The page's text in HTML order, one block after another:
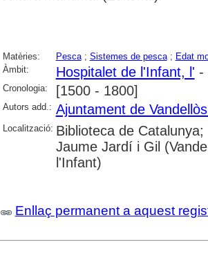
Matèries: Pesca; Sistemes de pesca; Edat
Àmbit:
Hospitalet de l'Infant, l' -
Cronologia: [1500 - 1800]
Autors add.: Ajuntament de
Localització: Biblioteca de
Jaume Jardí i Gil
l'Infant)
Enllaç permanent a aquest